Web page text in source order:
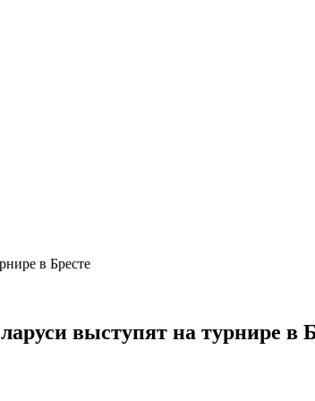
в Бресте
выступят на турнире в